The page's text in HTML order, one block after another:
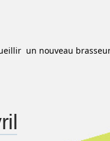
un nouveau